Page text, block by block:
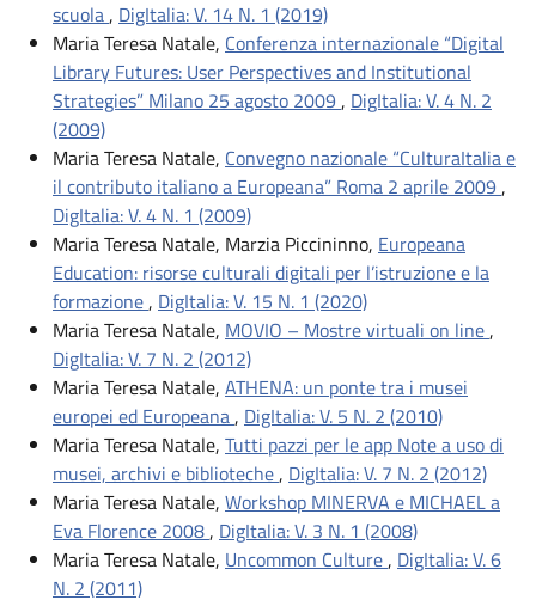
scuola, DigItalia: V. 14 N. 1 (2019)
Maria Teresa Natale, Conferenza internazionale “Digital
Library Futures: User Perspectives and Institutional
Strategies” Milano 25 agosto 2009 , DigItalia: V. 4 N. 2
(2009)
Maria Teresa Natale, Convegno nazionale “CulturaItalia e
il contributo italiano a Europeana” Roma 2 aprile 2009 ,
DigItalia: V. 4 N. 1 (2009)
Maria Teresa Natale, Marzia Piccininno, Europeana
Education: risorse culturali digitali per l’istruzione e la
formazione, DigItalia: V. 15 N. 1 (2020)
Maria Teresa Natale, MOVIO – Mostre virtuali on line,
DigItalia: V. 7 N. 2 (2012)
Maria Teresa Natale, ATHENA: un ponte tra i musei
europei ed Europeana, DigItalia: V. 5 N. 2 (2010)
Maria Teresa Natale, Tutti pazzi per le app Note a uso di
musei, archivi e biblioteche, DigItalia: V. 7 N. 2 (2012)
Maria Teresa Natale, Workshop MINERVA e MICHAEL a
Eva Florence 2008, DigItalia: V. 3 N. 1 (2008)
Maria Teresa Natale, Uncommon Culture, DigItalia: V. 6
N. 2 (2011)